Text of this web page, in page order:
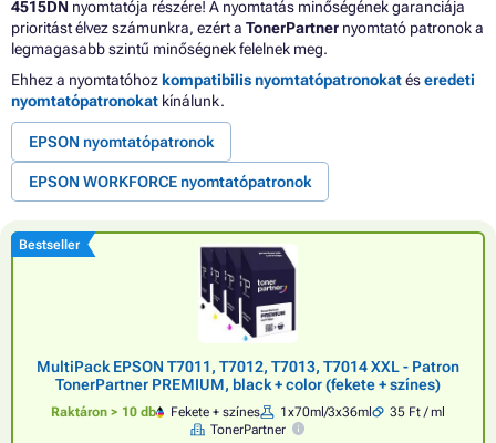
4515DN nyomtatója részére! A nyomtatás minőségének garanciája
prioritást élvez számunkra, ezért a TonerPartner nyomtató patronok a
legmagasabb szintű minőségnek felelnek meg.
Ehhez a nyomtatóhoz kompatibilis nyomtatópatronokatéseredeti
nyomtatópatronokat kínálunk.
EPSON nyomtatópatronok
EPSON WORKFORCE nyomtatópatronok
Bestseller
MultiPack EPSON T7011, T7012, T7013, T7014 XXL - Patron
TonerPartner PREMIUM, black + color (fekete + színes)
Raktáron > 10 db Fekete + színes 1x70ml/3x36ml
35 Ft / ml
TonerPartner